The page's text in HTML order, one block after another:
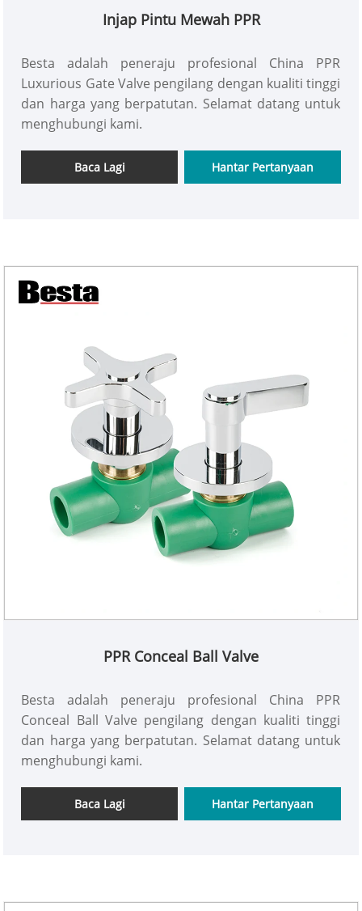
Injap Pintu Mewah PPR
Besta adalah peneraju profesional China PPR
Luxurious Gate Valve pengilang dengan kualiti tinggi
dan harga yang berpatutan. Selamat datang untuk
menghubungi kami.
Baca Lagi Hantar Pertanyaan
PPR Conceal Ball Valve
Besta adalah peneraju profesional China PPR
Conceal Ball Valve pengilang dengan kualiti tinggi
dan harga yang berpatutan. Selamat datang untuk
menghubungi kami.
Baca Lagi Hantar Pertanyaan